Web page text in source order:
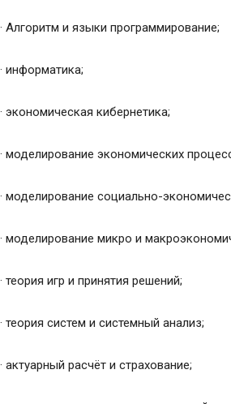
· Алгоритм и языки программирование;
· информатика;
· экономическая кибернетика;
· моделирование экономических
· моделирование социально-
· моделирование микро и
· теория игр и принятия решений;
· теория систем и системный анализ;
· актуарный расчёт и страхование;